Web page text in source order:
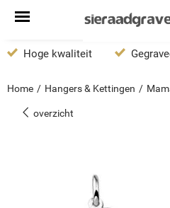
Hoge kwaliteit
Home / Hangers & Kettingen /
overzicht